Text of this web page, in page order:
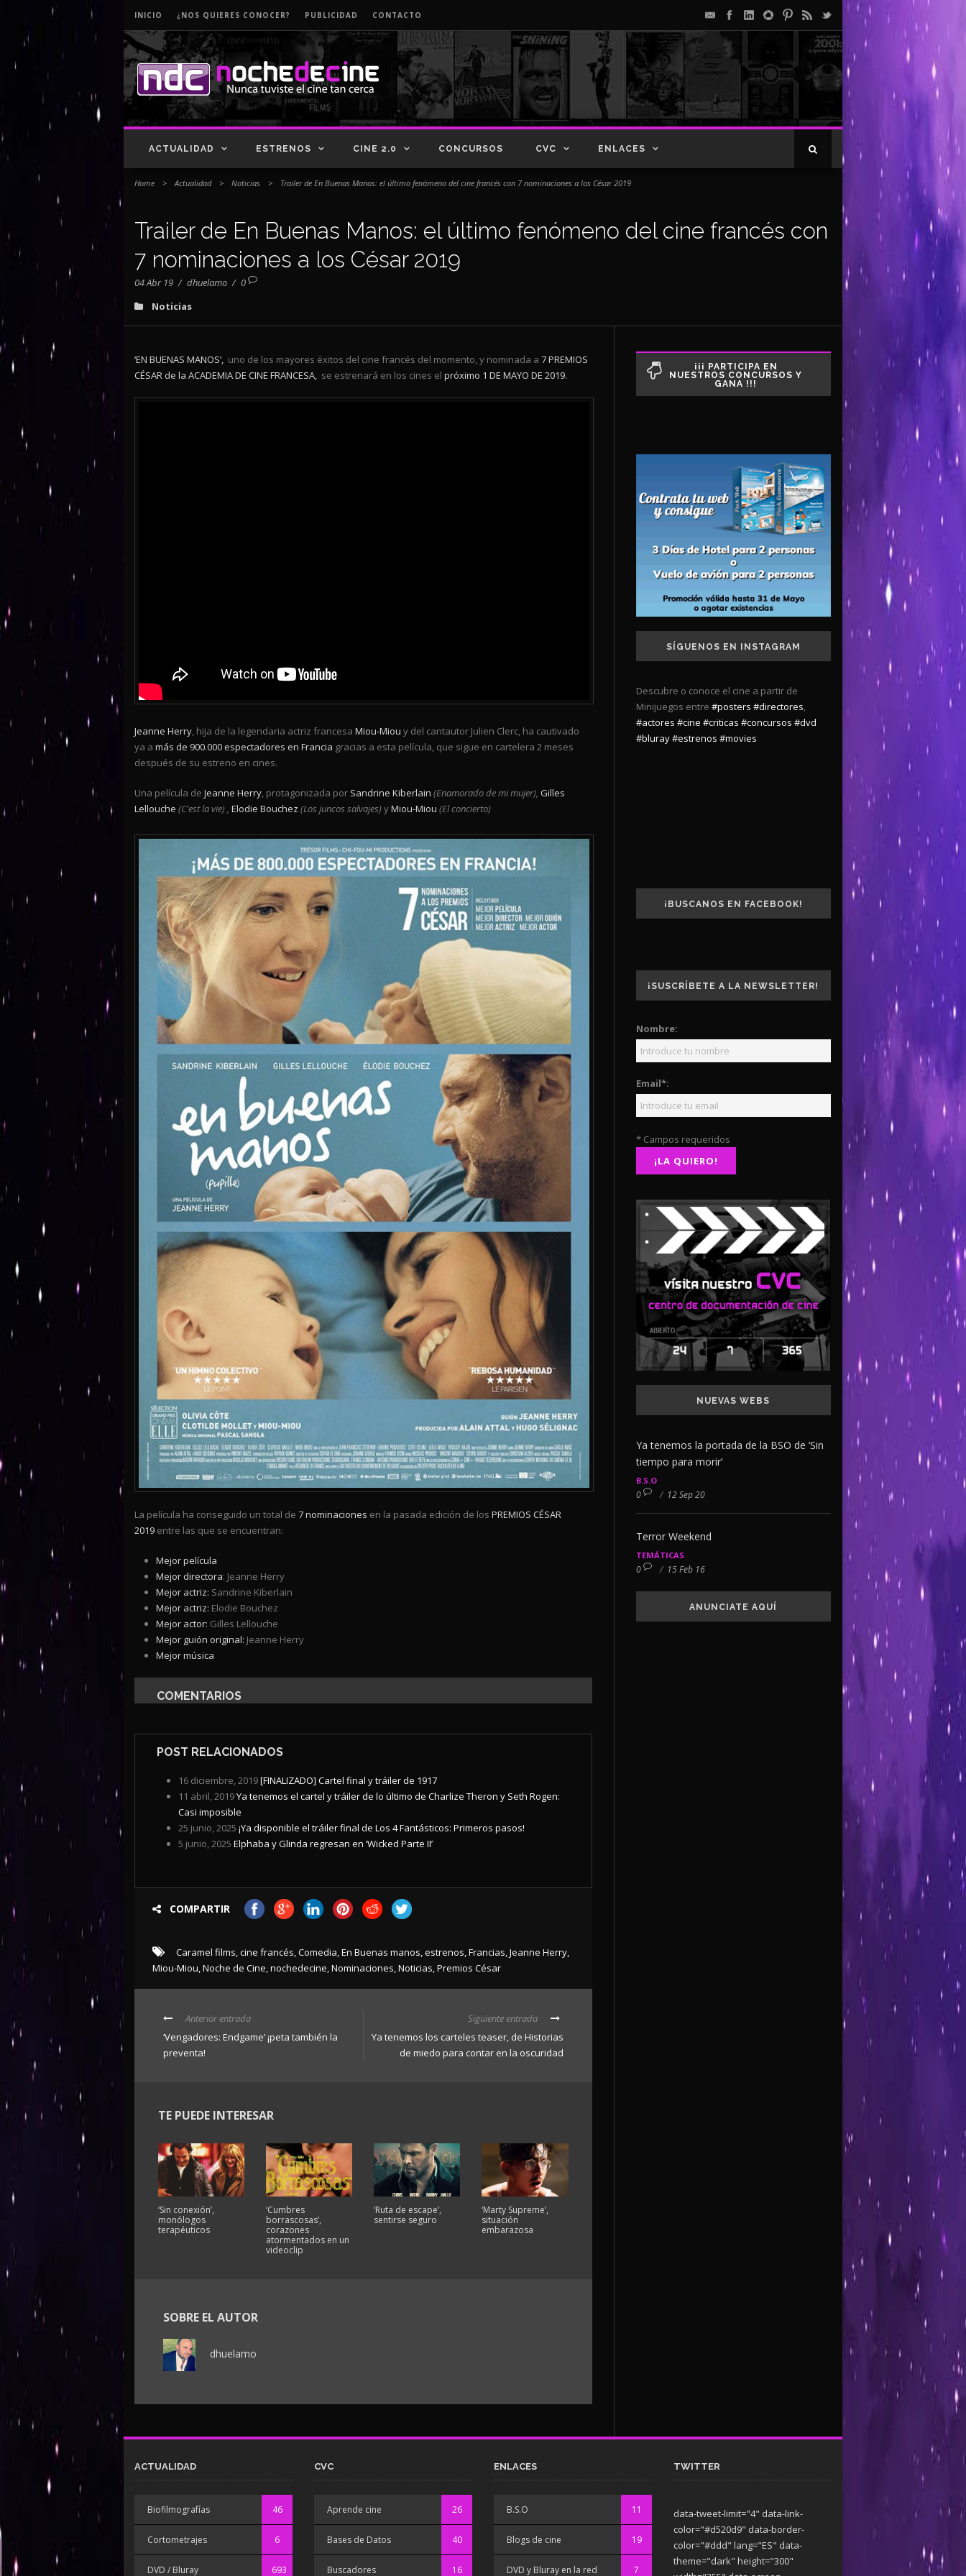
INICIO ¿NOS QUIERES CONOCER? PUBLICIDAD CONTACTO
ACTUALIDAD ESTRENOS CINE 2.0 CONCURSOS CVC ENLACES
Home > Actualidad > Noticias > Trailer de En Buenas Manos: el último fenómeno del cine francés con 7 nominaciones a los César 2019
Trailer de En Buenas Manos: el último fenómeno del cine francés con
7 nominaciones a los César 2019
04 Abr 19 / dhuelamo / 0
Noticias
‘EN BUENAS MANOS’, uno de los mayores éxitos del cine francés del momento, y nominada a 7 PREMIOS
CÉSAR de la ACADEMIA DE CINE FRANCESA, se estrenará en los cines el próximo 1 DE MAYO DE 2019.
Jeanne Herry, hija de la legendaria actriz francesa Miou-Miou y del cantautor Julien Clerc, ha cautivado
ya a más de 900.000 espectadores en Francia gracias a esta película, que sigue en cartelera 2 meses
después de su estreno en cines.
Una película de Jeanne Herry, protagonizada por Sandrine Kiberlain (Enamorado de mi mujer), Gilles
Lellouche (C’est la vie) , Elodie Bouchez (Los juncos salvajes) yMiou-Miou (El concierto)
La película ha conseguido un total de 7 nominaciones en la pasada edición de los PREMIOS CÉSAR
2019 entre las que se encuentran:
Mejor película
Mejor directora: Jeanne Herry
Mejor actriz: Sandrine Kiberlain
Mejor actriz: Elodie Bouchez
Mejor actor: Gilles Lellouche
Mejor guión original: Jeanne Herry
Mejor música
COMENTARIOS
POST RELACIONADOS
16 diciembre, 2019[FINALIZADO] Cartel final y tráiler de 1917
11 abril, 2019Ya tenemos el cartel y tráiler de lo último de Charlize Theron y Seth Rogen:
Casi imposible
25 junio, 2025 ¡Ya disponible el tráiler final de Los 4 Fantásticos: Primeros pasos!
5 junio, 2025 Elphaba y Glinda regresan en ‘Wicked Parte II’
COMPARTIR
Caramel films,cine francés,Comedia,En Buenas manos,estrenos,Francias,Jeanne Herry,
Miou-Miou,Noche de Cine,nochedecine,Nominaciones,Noticias,Premios César
Anterior entrada
‘Vengadores: Endgame’ ¡peta también la
preventa!
Siguiente entrada
Ya tenemos los carteles teaser, de Historias
de miedo para contar en la oscuridad
TE PUEDE INTERESAR
‘Sin conexión’,
monólogos
terapéuticos
‘Cumbres
borrascosas’,
corazones
atormentados en un
videoclip
‘Ruta de escape’,
sentirse seguro
‘Marty Supreme’,
situación
embarazosa
SOBRE EL AUTOR
dhuelamo
¡¡¡ PARTICIPA EN
NUESTROS CONCURSOS Y
GANA !!!
SÍGUENOS EN INSTAGRAM
Descubre o conoce el cine a partir de
Minijuegos entre #posters #directores,
#actores #cine #criticas #concursos #dvd
#bluray#estrenos #movies
¡BUSCANOS EN FACEBOOK!
¡SUSCRÍBETE A LA NEWSLETTER!
Nombre:
Email*:
* Campos requeridos
NUEVAS WEBS
Ya tenemos la portada de la BSO de ‘Sin
tiempo para morir’
B.S.O
0 / 12 Sep 20
Terror Weekend
TEMÁTICAS
0 / 15 Feb 16
ANUNCIATE AQUÍ
ACTUALIDAD
Biofilmografías 46
Cortometrajes 6
DVD / Bluray 693
CVC
Aprende cine 26
Bases de Datos 40
Buscadores 16
ENLACES
B.S.O 11
Blogs de cine 19
DVD y Bluray en la red 7
TWITTER
data-tweet-limit="4" data-link-
color="#d520d9" data-border-
color="#ddd" lang="ES" data-
theme="dark" height="300"